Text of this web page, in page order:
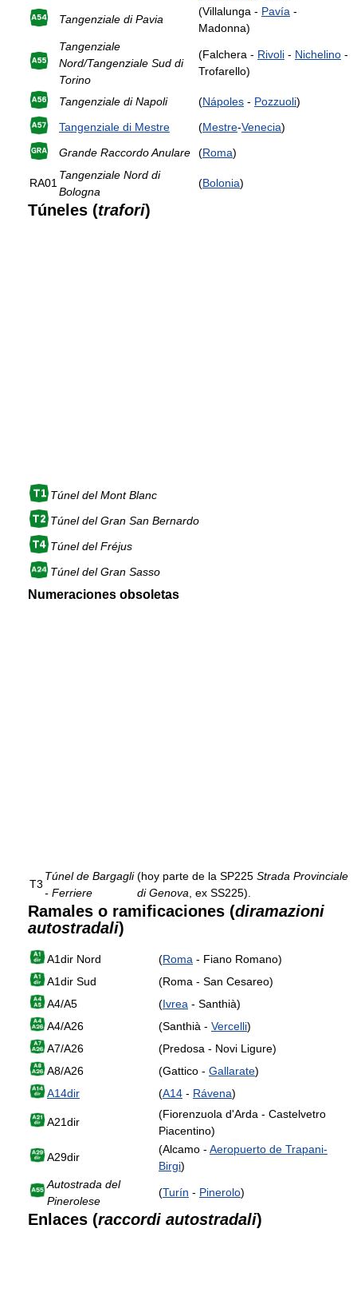
Tangenziale di Pavia
(Villalunga - Pavía -
Madonna)
Tangenziale
Nord/Tangenziale Sud di
Torino
(Falchera - Rivoli - Nichelino -
Trofarello)
Tangenziale di Napoli (Nápoles - Pozzuoli)
Tangenziale di Mestre
(Mestre-Venecia)
Grande Raccordo Anulare
(Roma)
RA01
Tangenziale Nord di
Bologna
(Bolonia)
Túneles (trafori)
Túnel del Mont Blanc
Túnel del Gran San Bernardo
Túnel del Fréjus
Túnel del Gran Sasso
Numeraciones obsoletas
T3
Túnel de Bargagli
- Ferriere
(hoy parte de la SP225 Strada Provinciale
di Genova , ex SS225).
Ramales o ramificaciones (diramazioni
autostradali)
A1dir Nord (Roma - Fiano Romano)
A1dir Sud
(Roma - San Cesareo)
A4/A5
(Ivrea - Santhià)
A4/A26
(Santhià - Vercelli)
A7/A26
(Predosa - Novi Ligure)
A8/A26
(Gattico - Gallarate)
A14dir
(A14 - Rávena)
A21dir
(Fiorenzuola d'Arda - Castelvetro
Piacentino)
A29dir
(Alcamo - Aeropuerto de Trapani-
Birgi)
Autostrada del
Pinerolese
(Turín - Pinerolo)
Enlaces (raccordi autostradali)